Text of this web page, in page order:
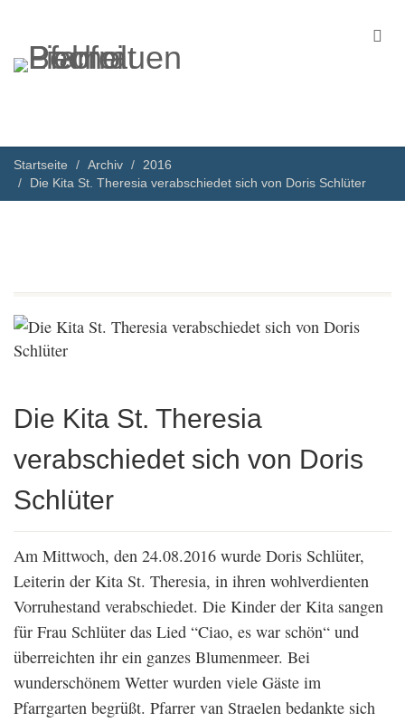
Startseite Archiv
2016
Die Kita St. Theresia verabschiedet sich von Doris Schlüter
Die Kita St. Theresia
verabschiedet sich von Doris
Schlüter
Am Mittwoch, den 24.08.2016 wurde Doris Schlüter,
Leiterin der Kita St. Theresia, in ihren wohlverdienten
Vorruhestand verabschiedet. Die Kinder der Kita sangen
für Frau Schlüter das Lied “Ciao, es war schön“ und
überreichten ihr ein ganzes Blumenmeer. Bei
wunderschönem Wetter wurden viele Gäste im
Pfarrgarten begrüßt. Pfarrer van Straelen bedankte sich